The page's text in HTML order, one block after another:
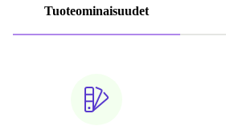
Tuoteominaisuudet